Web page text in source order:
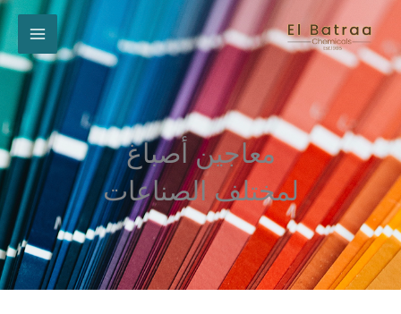
تخطي
المحتوى
معاجين أصباغ
لمختلف الصناعات